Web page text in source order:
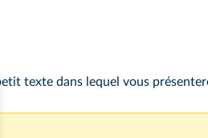
texte dans lequel vous